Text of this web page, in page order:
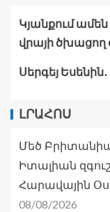
Կյանքում ամեն
վրայի ծխացող
Սերգեյ
ԼՐԱՀՈՍ
Մեծ
Իտալիան
Հարավային
08/08/2026